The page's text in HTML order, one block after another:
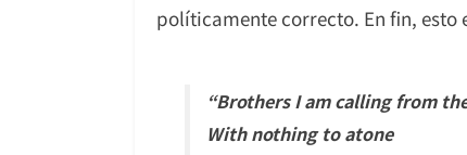
políticamente correcto. En fin, esto
“Brothers I am calling from
With nothing to atone